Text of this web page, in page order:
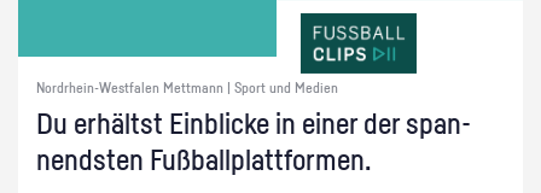
Nordrhein-Westfalen Mettmann | Sport und Medien
Du er­hältst Ein­bli­cke in einer der span­
nends­ten Fuß­ball­platt­for­men.